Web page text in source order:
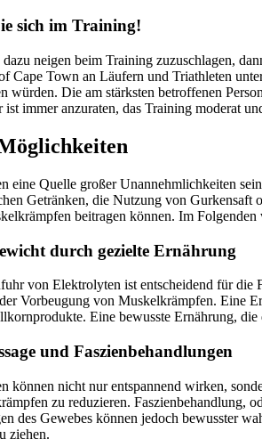
sich im Training!
neigen beim Training zuzuschlagen,
Cape Town an Läufern und Triathleten
würden. Die am stärksten betroffenen
immer anzuraten, das Training moderat
eine Quelle großer Unannehmlichkeiten
Getränken, die Nutzung von Gurkensaft
beitragen können. Im
durch gezielte Ernährung
von Elektrolyten ist entscheidend für
Vorbeugung von Muskelkrämpfen. Eine
Eine bewusste Ernährung,
und Faszienbehandlungen
können nicht nur entspannend wirken,
zu reduzieren. Faszienbehandlung,
des Gewebes können jedoch bewusster
ziehen.